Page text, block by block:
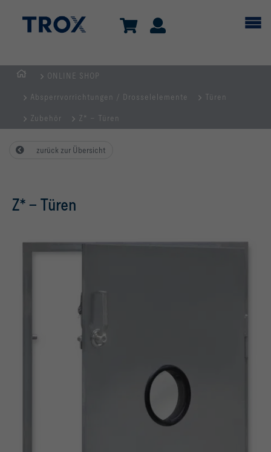
ONLINE SHOP
Absperrvorrichtungen / Drosselelemente Türen
Zubehör Z* – Türen
zurück zur Übersicht
Z* – Türen